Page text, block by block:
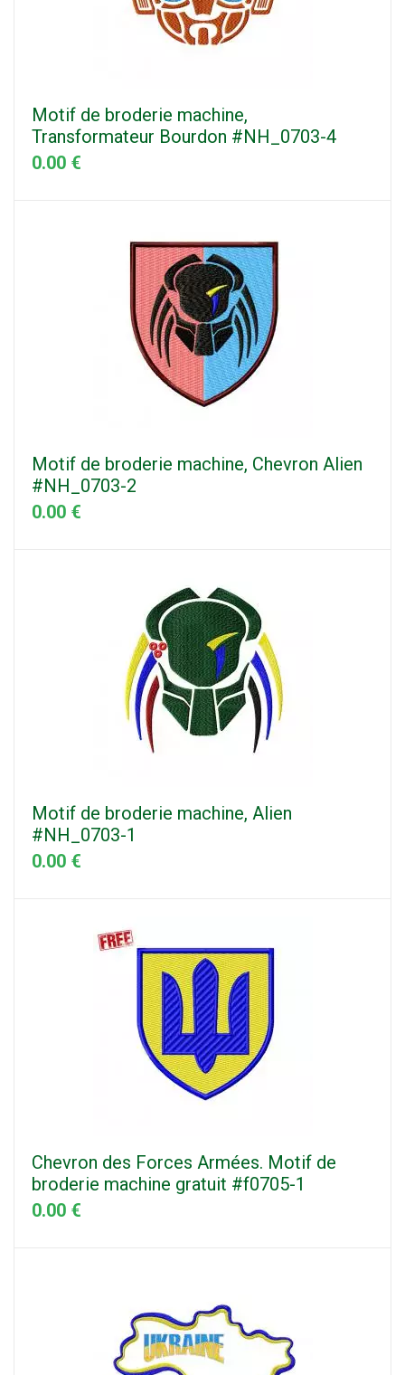
Motif de broderie machine,
Transformateur Bourdon #NH_0703-4
0.00 €
Motif de broderie machine, Chevron Alien
#NH_0703-2
0.00 €
Motif de broderie machine, Alien
#NH_0703-1
0.00 €
Chevron des Forces Armées. Motif de
broderie machine gratuit #f0705-1
0.00 €